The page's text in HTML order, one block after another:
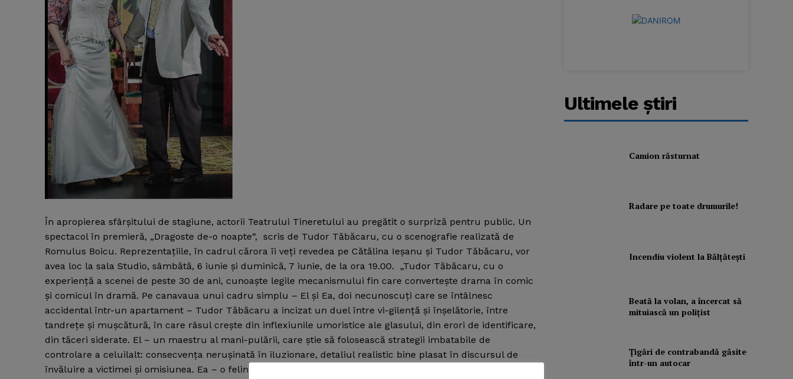
În apropierea sfârşitului de stagiune, actorii Teatrului Tineretului au pregătit o surpriză pentru public. Un
spectacol în premieră, „Dragoste de-o noapte“, scris de Tudor Tăbăcaru, cu o scenografie realizată de
Romulus Boicu. Reprezentaţiile, în cadrul cărora îi veţi revedea pe Cătălina Ieşanu şi Tudor Tăbăcaru, vor
avea loc la sala Studio, sâmbătă, 6 iunie şi duminică, 7 iunie, de la ora 19.00. „Tudor Tăbăcaru, cu o
experienţă a scenei de peste 30 de ani, cunoaşte legile mecanismului fin care converteşte drama în comic
şi comicul în dramă. Pe canavaua unui cadru simplu – El şi Ea, doi necunoscuţi care se întâlnesc
accidental într-un apartament – Tudor Tăbăcaru a incizat un duel între vi-gilenţă şi înşelătorie, între
tandreţe şi muşcătură, în care râsul creşte din inflexiunile umoristice ale glasului, din erori de identificare,
din tăceri siderate. El – un maestru al mani-pulării, care ştie să folosească strategii imbatabile de
controlare a celuilalt: consecvenţa neruşinată în iluzionare, detaliul realistic bine plasat în discursul de
învăluire a victimei şi omisiunea. Ea – o felină mereu la pândă: vigilentă, suspicioasă, lucidă, capabilă să-şi
Ultimele ştiri
Camion răsturnat
Radare pe toate drumurile!
Incendiu violent la Bălţăteşti
Beată la volan, a încercat să
mituiască un poliţist
Ţigări de contrabandă găsite
într-un autocar